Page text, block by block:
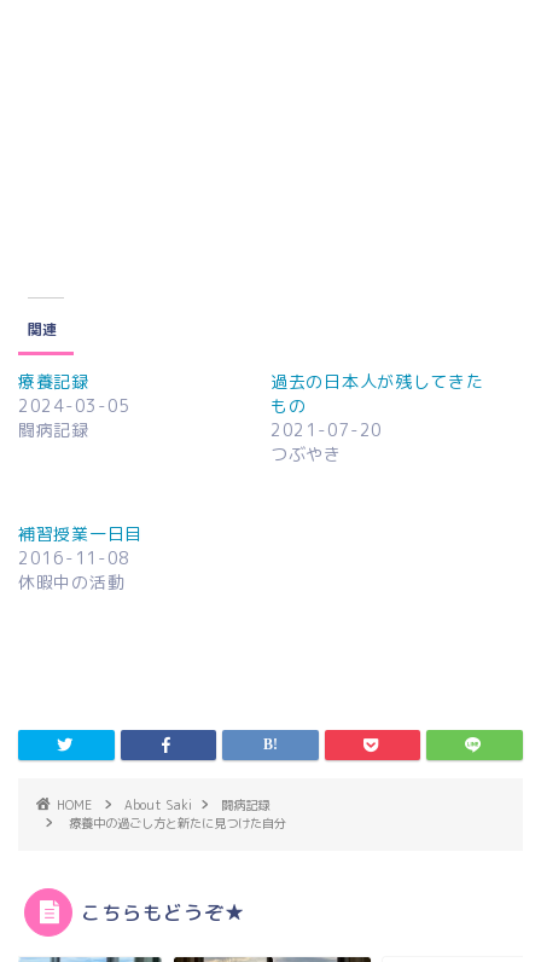
関連
療養記録
2024-03-05
闘病記録
過去の日本人が残してきた
もの
2021-07-20
つぶやき
補習授業一日目
2016-11-08
休暇中の活動
HOME About Saki
闘病記録
療養中の過ごし方と新たに見つけた自分
こちらもどうぞ★